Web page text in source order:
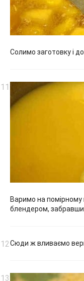
Солимо заготовку і
Варимо на помірному
блендером, забравши
Сюди ж вливаємо